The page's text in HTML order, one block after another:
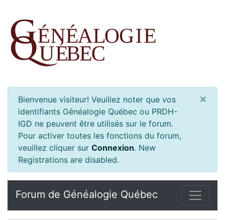
Bienvenue visiteur! Veuillez noter que vos
identifiants Généalogie Québec ou PRDH-
IGD ne peuvent être utilisés sur le forum.
Pour activer toutes les fonctions du forum,
veuillez cliquer sur Connexion. New
Registrations are disabled.
×
Forum de Généalogie Québec